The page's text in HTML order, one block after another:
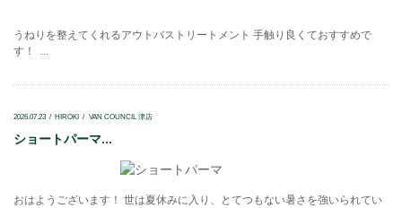
うねりを整えてくれるアウトバストリートメント 手触り良くておすすめで
す！ ...
2026.07.23 HIROKI VAN COUNCIL 津店
ショートパーマ...
おはようございます！ 世は夏休みに入り、とてつもない暑さを強いられてい